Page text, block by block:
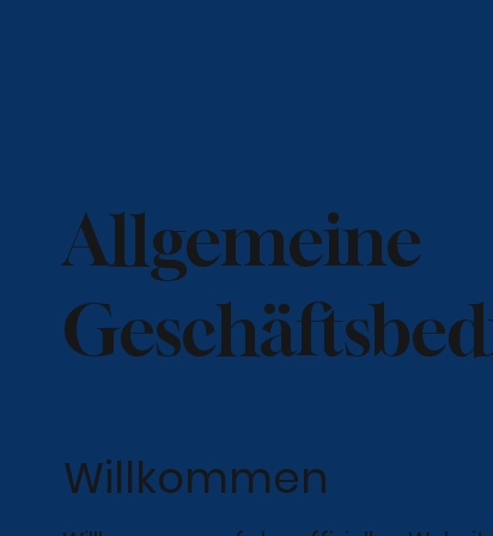
Allgemeine
Willkommen